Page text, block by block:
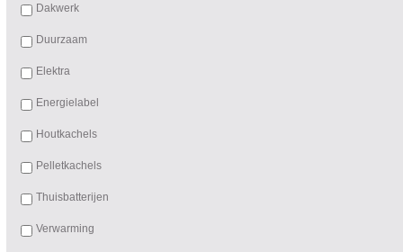
Dakwerk
Duurzaam
Elektra
Energielabel
Houtkachels
Pelletkachels
Thuisbatterijen
Verwarming